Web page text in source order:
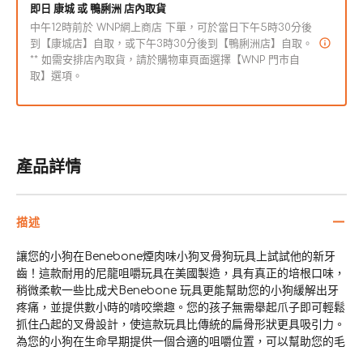
產品詳情
描述
讓您的小狗在Benebone煙肉味小狗叉骨狗玩具上試試他的新牙
齒！這款耐用的尼龍咀嚼玩具在美國製造，具有真正的培根口味，
稍微柔軟一些比成犬Benebone 玩具更能幫助您的小狗緩解出牙
疼痛，並提供數小時的啃咬樂趣。您的孩子無需舉起爪子即可輕鬆
抓住凸起的叉骨設計，使這款玩具比傳統的扁骨形狀更具吸引力。
為您的小狗在生命早期提供一個合適的咀嚼位置，可以幫助您的毛
小
狗
玩
具
少
小
狗
玩
加
即日 康城 或 鴨脷洲 店內取貨
中午12時前於 WNP網上商店 下單，可於當日下午5時30分後
到【康城店】自取，或下午3時30分後到【鴨脷洲店】自取。
** 如需安排店內取貨，請於購物車頁面選擇【WNP 門市自
取】選項。